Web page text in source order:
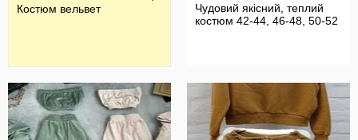
Костюм вельвет
Чудовий якісний, теплий
костюм 42-44, 46-48, 50-52